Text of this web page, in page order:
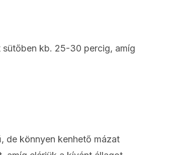
sütőben kb. 25-30 percig, amíg
de könnyen kenhető mázat